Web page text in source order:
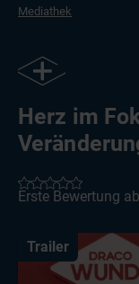
Mediathek
Herz im
Trailer